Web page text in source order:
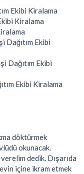
Ekibi Kiralama
Kiralama
Dağıtım Ekibi
Dağıtım Ekibi
Ekibi Kiralama
döktürmek
okunacak.
dedik. Dışarıda
içine ikram etmek